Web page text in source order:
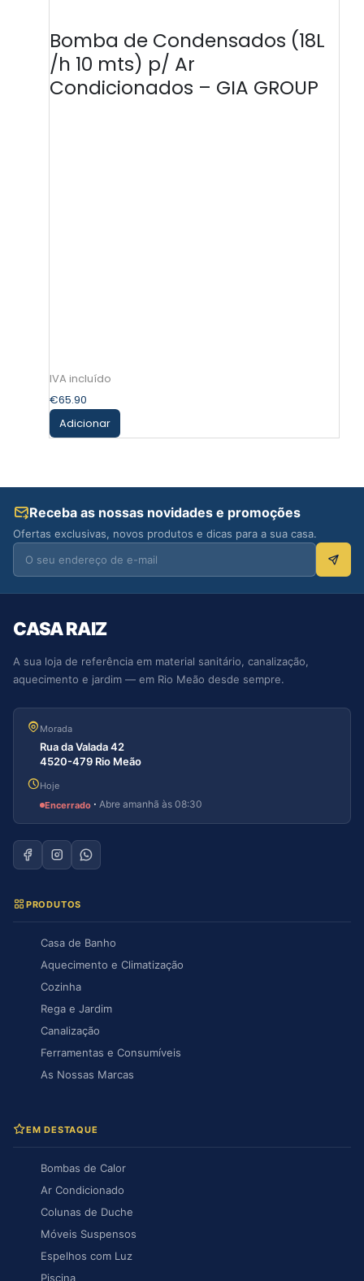
Bomba de Condensados (18L
/h 10 mts) p/ Ar
Condicionados – GIA GROUP
€65.90
Adicionar
Receba as nossas novidades e promoções
Ofertas exclusivas, novos produtos e dicas para a sua casa.
CASA RAIZ
A sua loja de referência em material sanitário, canalização,
aquecimento e jardim — em Rio Meão desde sempre.
Morada
Rua da Valada 42
4520-479 Rio Meão
Hoje
Encerrado · Abre amanhã às 08:30
PRODUTOS
Casa de Banho
Aquecimento e Climatização
Cozinha
Rega e Jardim
Canalização
Ferramentas e Consumíveis
As Nossas Marcas
EM DESTAQUE
Bombas de Calor
Ar Condicionado
Colunas de Duche
Móveis Suspensos
Espelhos com Luz
Piscina